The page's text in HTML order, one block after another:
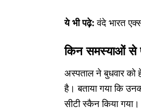
ये भी पढ़े: वंदे भारत
किन समस्याओं से
अस्पताल ने बुधवार को
है। बताया गया कि
सीटी स्कैन किया गया।